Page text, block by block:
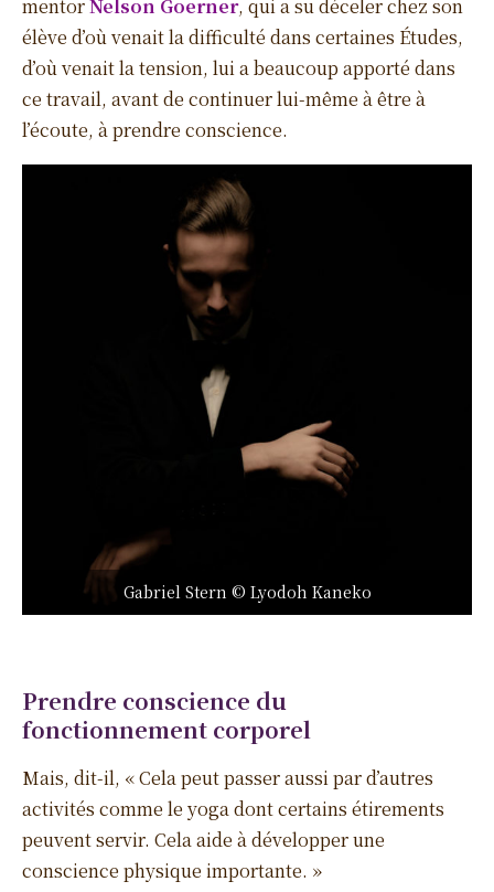
mentorNelson Goerner, qui a su déceler chez son
élève d’où venait la difficulté dans certaines Études,
d’où venait la tension, lui a beaucoup apporté dans
ce travail, avant de continuer lui-même à être à
l’écoute, à prendre conscience.
Gabriel Stern © Lyodoh Kaneko
Prendre conscience du
fonctionnement corporel
Mais, dit-il, « Cela peut passer aussi par d’autres
activités comme le yoga dont certains étirements
peuvent servir. Cela aide à développer une
conscience physique importante. »